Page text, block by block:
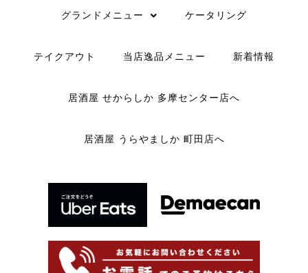
グランドメニュー ケータリング
テイクアウト 当店逸品メニュー 新着情報
居酒屋 せからしか 多摩センター店へ
居酒屋 うらやましか 町田店へ